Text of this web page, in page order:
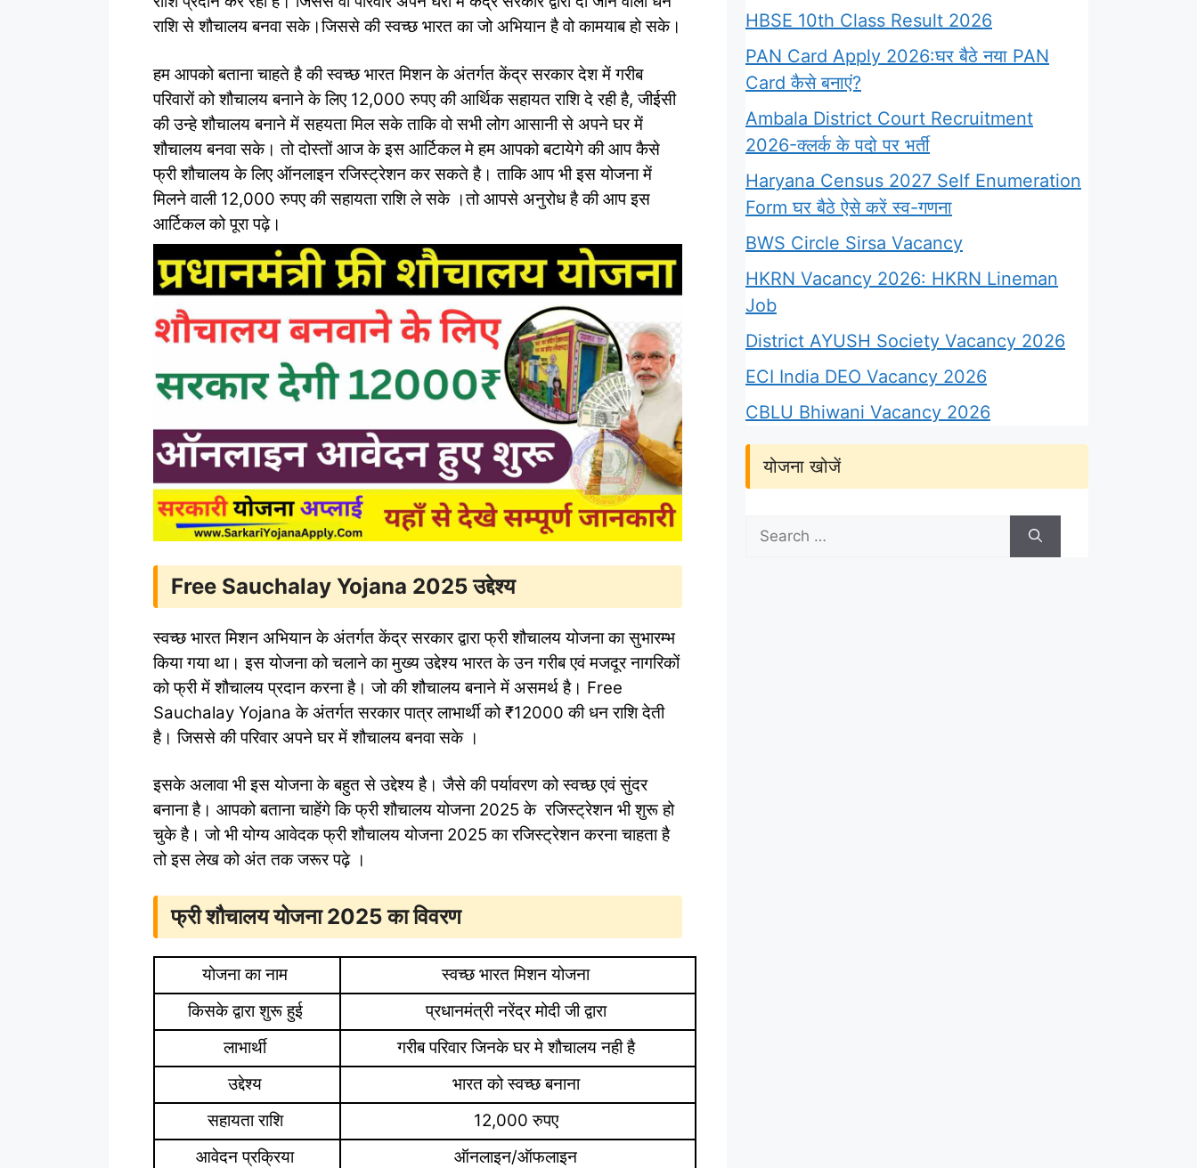
राशि से शौचालय बनवा सके।जिससे की स्वच्छ भारत का जो अभियान है वो कामयाब हो सके।
हम आपको बताना चाहते है की स्वच्छ भारत मिशन के अंतर्गत केंद्र सरकार देश में गरीब
परिवारों को शौचालय बनाने के लिए 12,000 रुपए की आर्थिक सहायत राशि दे रही है, जीईसी
की उन्हे शौचालय बनाने में सहयता मिल सके ताकि वो सभी लोग आसानी से अपने घर में
शौचालय बनवा सके। तो दोस्तों आज के इस आर्टिकल मे हम आपको बटायेगे की आप कैसे
फ्री शौचालय के लिए ऑनलाइन रजिस्ट्रेशन कर सकते है। ताकि आप भी इस योजना में
मिलने वाली 12,000 रुपए की सहायता राशि ले सके ।तो आपसे अनुरोध है की आप इस
आर्टिकल को पूरा पढ़े।
Free Sauchalay Yojana 2025 उद्देश्य
स्वच्छ भारत मिशन अभियान के अंतर्गत केंद्र सरकार द्वारा फ्री शौचालय योजना का सुभारम्भ
किया गया था। इस योजना को चलाने का मुख्य उद्देश्य भारत के उन गरीब एवं मजदूर नागरिकों
को फ्री में शौचालय प्रदान करना है। जो की शौचालय बनाने में असमर्थ है। Free
Sauchalay Yojana के अंतर्गत सरकार पात्र लाभार्थी को ₹12000 की धन राशि देती
है। जिससे की परिवार अपने घर में शौचालय बनवा सके ।
इसके अलावा भी इस योजना के बहुत से उद्देश्य है। जैसे की पर्यावरण को स्वच्छ एवं सुंदर
बनाना है। आपको बताना चाहेंगे कि फ्री शौचालय योजना 2025 के रजिस्ट्रेशन भी शुरू हो
चुके है। जो भी योग्य आवेदक फ्री शौचालय योजना 2025 का रजिस्ट्रेशन करना चाहता है
तो इस लेख को अंत तक जरूर पढ़े ।
फ्री शौचालय योजना 2025 का विवरण
योजना का नाम
स्वच्छ भारत मिशन योजना
किसके द्वारा शुरू हुई
प्रधानमंत्री नरेंद्र मोदी जी द्वारा
लाभार्थी
गरीब परिवार जिनके घर मे शौचालय नही है
उद्देश्य
भारत को स्वच्छ बनाना
सहायता राशि
12,000 रुपए
आवेदन प्रक्रिया
ऑनलाइन/ऑफलाइन
HBSE 10th Class Result 2026
PAN Card Apply 2026:घर बैठे नया PAN
Card कैसे बनाएं?
Ambala District Court Recruitment
2026-क्लर्क के पदो पर भर्ती
Haryana Census 2027 Self Enumeration
Form घर बैठे ऐसे करें स्व-गणना
BWS Circle Sirsa Vacancy
HKRN Vacancy 2026: HKRN Lineman
Job
District AYUSH Society Vacancy 2026
ECI India DEO Vacancy 2026
CBLU Bhiwani Vacancy 2026
योजना खोजें
Search
for: